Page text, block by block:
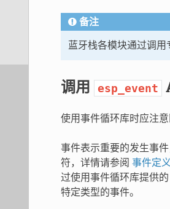
备注
蓝牙栈各模块通过调用
调用 esp_event
使用事件循环库时应注意
事件表示重要的发生事
符，详情请参阅 事件定
过使用事件循环库提供
特定类型的事件。